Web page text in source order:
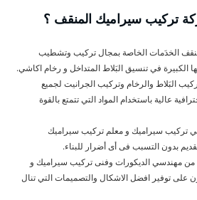
تركيب سيراميك المنقف ؟
الخدَمات الخاصة بمجال تركيب وتشطيب
الكبيرة في تنسيق البَلاط المتداخل و رخام اكاشي.
البَلاط والرخام وتركيب الجرانيت لجميع
عالية باستخدام المواد التي تتمتع بالقوة
تركيب سيراميك و معلم تركيب سيراميك
بدون التسبب فى أى أضرار للبناء.
مهندسي الديكورات وفنى تركيب سيراميك و
على توفير افضل الاشكال والتصميمات التي تنال